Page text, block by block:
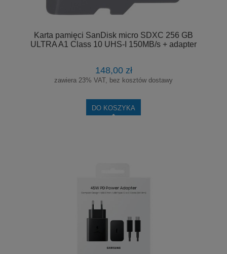
Karta pamięci SanDisk micro SDXC 256 GB
ULTRA A1 Class 10 UHS-I 150MB/s + adapter
148,00 zł
zawiera 23% VAT, bez kosztów dostawy
DO KOSZYKA